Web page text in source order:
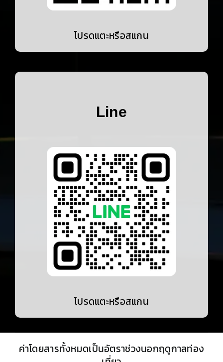
โปรดแตะหรือสแกน
Line
โปรดแตะหรือสแกน
ค่าโดยสารทั้งหมดเป็นอัตราช่วงนอกฤดูกาลท่อง